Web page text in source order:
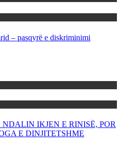
– pasqyrë e diskriminimi
IKJEN E RINISË, POR
E DINJITETSHME